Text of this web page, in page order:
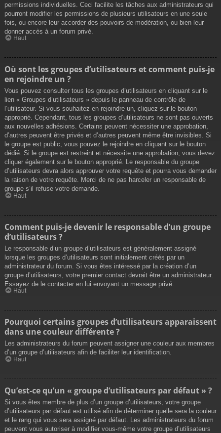
permissions individuelles. Ceci facilite les tâches aux administrateurs qui
pourront modifier les permissions de plusieurs utilisateurs en une seule
fois, ou encore leur accorder des pouvoirs de modération, ou bien leur
donner accès à un forum privé.
Haut
Où sont les groupes d’utilisateurs et comment puis-je
en rejoindre un ?
Vous pouvez consulter tous les groupes d’utilisateurs en cliquant sur le
lien « Groupes d’utilisateurs » depuis le panneau de contrôle de
l’utilisateur. Si vous souhaitez en rejoindre un, cliquez sur le bouton
approprié. Cependant, tous les groupes d’utilisateurs ne sont pas ouverts
aux nouvelles adhésions. Certains peuvent nécessiter une approbation,
d’autres peuvent être privés et d’autres peuvent même être invisibles. Si
le groupe est public, vous pouvez le rejoindre en cliquant sur le bouton
dédié. Si le groupe est restreint et nécessite une approbation, vous devez
cliquer également sur le bouton approprié. Le responsable du groupe
d’utilisateurs devra alors approuver votre requête et pourra vous demander
la raison de votre requête. Merci de ne pas harceler un responsable de
groupe s’il refuse votre demande.
Haut
Comment puis-je devenir le responsable d’un groupe
d’utilisateurs ?
Le responsable d’un groupe d’utilisateurs est généralement assigné
lorsque les groupes d’utilisateurs sont initialement créés par un
administrateur du forum. Si vous êtes intéressé par la création d’un
groupe d’utilisateurs, votre premier contact devrait être un administrateur.
Essayez de le contacter en lui envoyant un message privé.
Haut
Pourquoi certains groupes d’utilisateurs apparaissent
dans une couleur différente ?
Les administrateurs du forum peuvent assigner une couleur aux membres
d’un groupe d’utilisateurs afin de faciliter leur identification.
Haut
Qu’est-ce qu’un « groupe d’utilisateurs par défaut » ?
Si vous êtes membre de plus d’un groupe d’utilisateurs, votre groupe
d’utilisateurs par défaut est utilisé afin de déterminer quelle sera la couleur
et le rang qui vous sera assigné par défaut. Les administrateurs du forum
peuvent vous autoriser à modifier vous-même votre groupe d’utilisateurs